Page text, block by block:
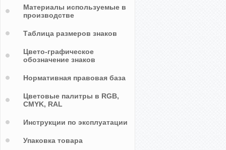
Материалы используемые в
производстве
Таблица размеров знаков
Цвето-графическое
обозначение знаков
Нормативная правовая база
Цветовые палитры в RGB,
CMYK, RAL
Инструкции по эксплуатации
Упаковка товара